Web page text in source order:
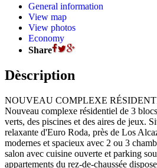
General information
View map
View photos
Economy
Share
Dèscription
NOUVEAU COMPLEXE
Nouveau complexe résidentiel de 3
verts, des piscines et des aires de jeux.
relaxante d'Euro Roda, près de Los
modernes et spacieux avec 2 ou 3
salon avec cuisine ouverte et parking
appartements du rez-de-chaussée